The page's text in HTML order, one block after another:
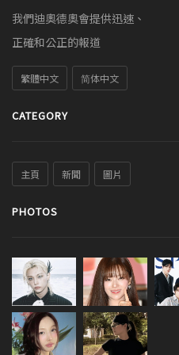
我們迪奧德奧會提供迅速、
正確和公正的報道
繁體中文 简体中文
CATEGORY
主頁 新聞 圖片
PHOTOS